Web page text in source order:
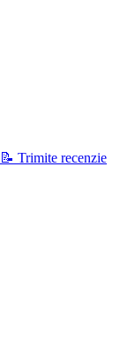
📝 Trimite recenzie